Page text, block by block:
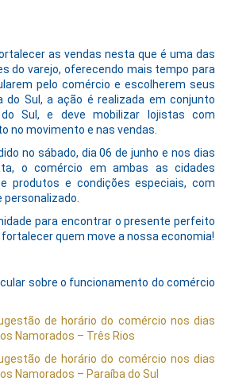
as vendas nesta que é uma das
do varejo, oferecendo mais tempo para
pelo comércio e escolherem seus
do Sul, a ação é realizada em conjunto
Sul, e deve mobilizar lojistas com
no movimento e nas vendas.
no sábado, dia 06 de junho e nos dias
o comércio em ambas as cidades
produtos e condições especiais, com
para encontrar o presente perfeito
quem move a nossa economia!
sobre o funcionamento do comércio
de horário do comércio nos dias
Namorados – Três Rios
de horário do comércio nos dias
Namorados – Paraíba do Sul